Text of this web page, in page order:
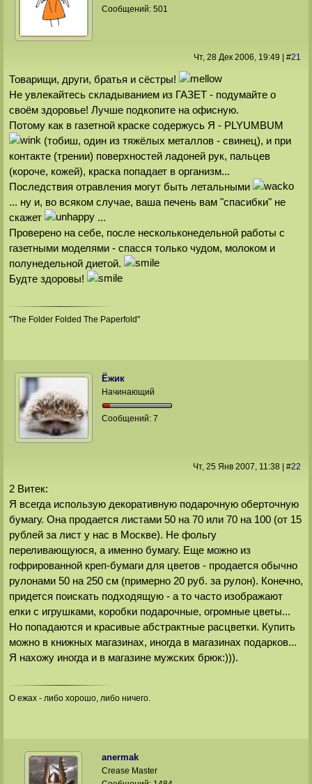
Сообщений:501
Чт, 28 Дек 2006, 19:49 #21
Товарищи, други, братья и сёстры!
Не увлекайтесь складыванием из ГАЗЕТ - подумайте о
своём здоровье! Лучше подкопите на офисную.
Потому как в газетной краске содержусь Я - PLYUMBUM
(тобиш, один из тяжёлых металлов - свинец), и при
контакте (трении) поверхностей ладоней рук, пальцев
(короче, кожей), краска попадает в организм...
Последствия отравления могут быть летальными
... ну и, во всяком случае, ваша печень вам "спасибки" не
скажет
...
Проверено на себе, после нескольконедельной работы с
газетными моделями - спасся только чудом, молоком и
полунедельной диетой.
Будте здоровы!
"The Folder Folded The Paperfold"
Ёжик
Начинающий
Сообщений:7
Чт, 25 Янв 2007, 11:38| #22
2 Витек:
Я всегда использую декоративную подарочную оберточную
бумагу. Она продается листами 50 на 70 или 70 на 100 (от 15
рублей за лист у нас в Москве). Не фольгу
переливающуюся, а именно бумагу. Еще можно из
гофрированной креп-бумаги для цветов - продается обычно
рулонами 50 на 250 см (примерно 20 руб. за рулон). Конечно,
придется поискать подходящую - а то часто изображают
елки с игрушками, коробки подарочные, огромные цветы...
Но попадаются и красивые абстрактные расцветки. Купить
можно в книжных магазинах, иногда в магазинах подарков...
Я нахожу иногда и в магазине мужских брюк:))).
О ежах - либо хорошо, либо ничего.
anermak
Crease Master